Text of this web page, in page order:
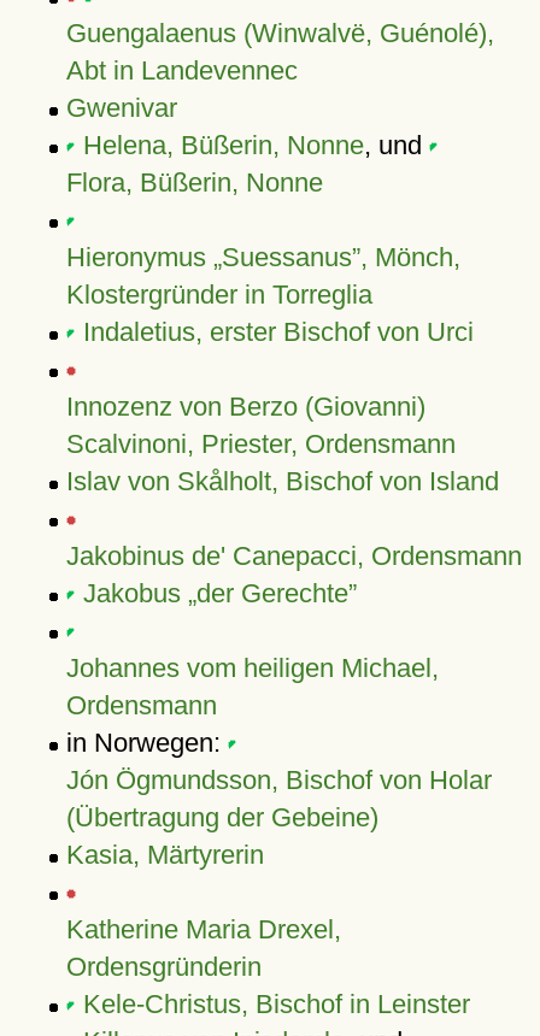
Guengalaenus (Winwalvë, Guénolé),
Abt in Landevennec
Gwenivar
Helena, Büßerin, Nonne, und
Flora, Büßerin, Nonne
Hieronymus „Suessanus”, Mönch,
Klostergründer in Torreglia
Indaletius, erster Bischof von Urci
Innozenz von Berzo (Giovanni)
Scalvinoni, Priester, Ordensmann
Islav von Skålholt, Bischof von Island
Jakobinus de' Canepacci, Ordensmann
Jakobus der Gerechte
Johannes vom heiligen Michael,
Ordensmann
in Norwegen:
Jón Ögmundsson, Bischof von Holar
(Übertragung der Gebeine)
Kasia, Märtyrerin
Katherine Maria Drexel,
Ordensgründerin
Kele-Christus, Bischof in Leinster